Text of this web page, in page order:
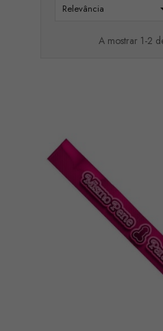
Relevância
A mostrar 1-2